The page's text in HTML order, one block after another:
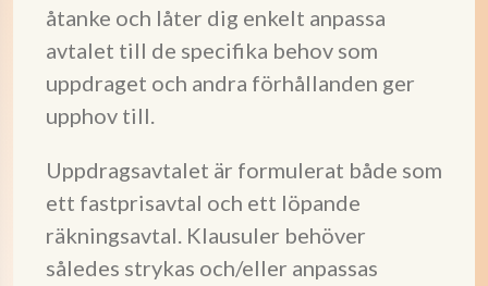
åtanke och låter dig enkelt anpassa
avtalet till de specifika behov som
uppdraget och andra förhållanden ger
upphov till.
Uppdragsavtalet är formulerat både som
ett fastprisavtal och ett löpande
räkningsavtal. Klausuler behöver
således strykas och/eller anpassas